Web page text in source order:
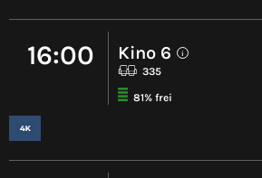
16:00 Kino 6 i
335
81% frei